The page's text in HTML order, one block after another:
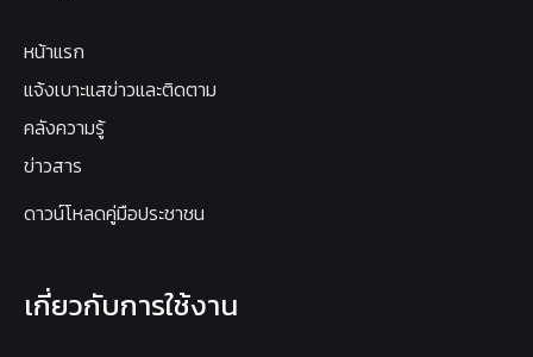
หน้าแรก
แจ้งเบาะแสข่าวและติดตาม
คลังความรู้
ข่าวสาร
ดาวน์โหลดคู่มือประชาชน
เกี่ยวกับการใช้งาน